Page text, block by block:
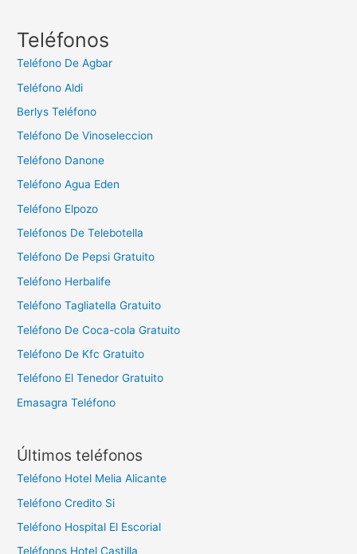
c
:
Teléfonos
Teléfono De Agbar
Teléfono Aldi
Berlys Teléfono
Teléfono De Vinoseleccion
Teléfono Danone
Teléfono Agua Eden
Teléfono Elpozo
Teléfonos De Telebotella
Teléfono De Pepsi Gratuito
Teléfono Herbalife
Teléfono Tagliatella Gratuito
Teléfono De Coca-cola Gratuito
Teléfono De Kfc Gratuito
Teléfono El Tenedor Gratuito
Emasagra Teléfono
Últimos teléfonos
Teléfono Hotel Melia Alicante
Teléfono Credito Si
Teléfono Hospital El Escorial
Teléfonos Hotel Castilla